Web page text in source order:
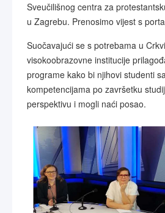
Sveučilišnog centra za
u Zagrebu. Prenosimo vijest s
Suočavajući se s potrebama u
visokoobrazovne institucije
programe kako bi njihovi studenti
kompetencijama po završetku
perspektivu i mogli naći posao.